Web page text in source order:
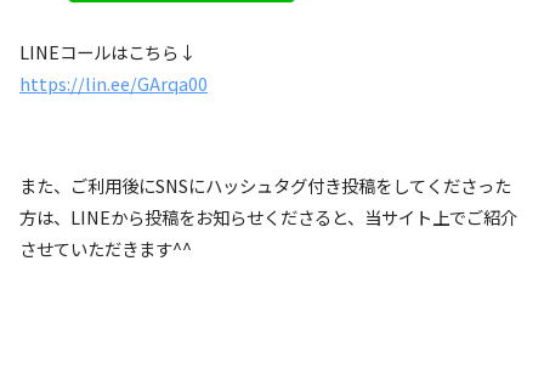
LINEコールはこちら↓
https://lin.ee/GArqa00
また、ご利用後にSNSにハッシュタグ付き投稿をしてくださった
方は、LINEから投稿をお知らせくださると、当サイト上でご紹介
させていただきます^^